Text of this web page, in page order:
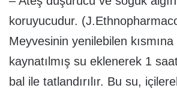
koruyucudur.
Meyvesinin yenilebilen
kaynatılmış su eklenerek 1
bal ile tatlandırılır. Bu su,